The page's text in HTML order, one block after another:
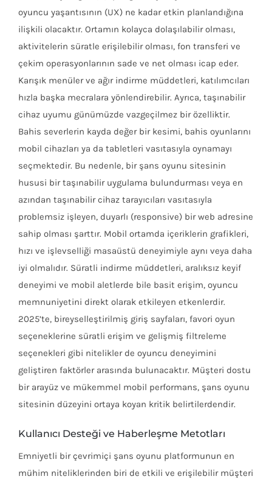
oyuncu yaşantısının (UX) ne kadar etkin planlandığına
ilişkili olacaktır. Ortamın kolayca dolaşılabilir olması,
aktivitelerin süratle erişilebilir olması, fon transferi ve
çekim operasyonlarının sade ve net olması icap eder.
Karışık menüler ve ağır indirme müddetleri, katılımcıları
hızla başka mecralara yönlendirebilir. Ayrıca, taşınabilir
cihaz uyumu günümüzde vazgeçilmez bir özelliktir.
Bahis severlerin kayda değer bir kesimi, bahis oyunlarını
mobil cihazları ya da tabletleri vasıtasıyla oynamayı
seçmektedir. Bu nedenle, bir şans oyunu sitesinin
hususi bir taşınabilir uygulama bulundurması veya en
azından taşınabilir cihaz tarayıcıları vasıtasıyla
problemsiz işleyen, duyarlı (responsive) bir web adresine
sahip olması şarttır. Mobil ortamda içeriklerin grafikleri,
hızı ve işlevselliği masaüstü deneyimiyle aynı veya daha
iyi olmalıdır. Süratli indirme müddetleri, aralıksız keyif
deneyimi ve mobil aletlerde bile basit erişim, oyuncu
memnuniyetini direkt olarak etkileyen etkenlerdir.
2025’te, bireyselleştirilmiş giriş sayfaları, favori oyun
seçeneklerine süratli erişim ve gelişmiş filtreleme
seçenekleri gibi nitelikler de oyuncu deneyimini
geliştiren faktörler arasında bulunacaktır. Müşteri dostu
bir arayüz ve mükemmel mobil performans, şans oyunu
sitesinin düzeyini ortaya koyan kritik belirtilerdendir.
Kullanıcı Desteği ve Haberleşme Metotları
Emniyetli bir çevrimiçi şans oyunu platformunun en
mühim niteliklerinden biri de etkili ve erişilebilir müşteri